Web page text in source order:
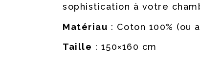
sophistication à votre
Matériau : Coton 100%
Taille : 150×160 cm